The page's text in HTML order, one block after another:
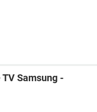
Samsung -